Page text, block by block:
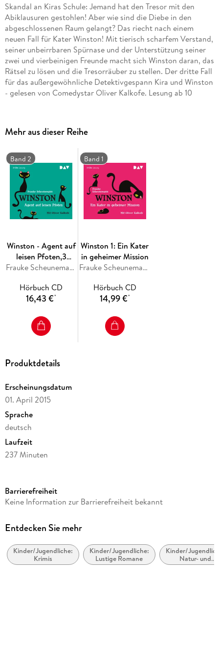
Skandal an Kiras Schule: Jemand hat den Tresor mit den
Abiklausuren gestohlen! Aber wie sind die Diebe in den
abgeschlossenen Raum gelangt? Das riecht nach einem
neuen Fall für Kater Winston! Mit tierisch scharfem Verstand,
seiner unbeirrbaren Spürnase und der Unterstützung seiner
zwei und vierbeinigen Freunde macht sich Winston daran, das
Rätsel zu lösen und die Tresorräuber zu stellen. Der dritte Fall
für das außergewöhnliche Detektivgespann Kira und Winston
- gelesen von Comedystar Oliver Kalkofe. Lesung ab 10
Mehr aus dieser Reihe
Band 2
Winston - Agent auf
leisen Pfoten,3
Audio-CD
Frauke Scheunemann
Hörbuch CD
16,43 €*
Band 1
Winston 1: Ein Kater
in geheimer Mission
Frauke Scheunemann
Hörbuch CD
14,99 €*
Produktdetails
Erscheinungsdatum
01. April 2015
Sprache
deutsch
Laufzeit
237 Minuten
Reihe
Autor/Autorin
Sprecher/Sprecherin
Oliver Kalkofe
Barrierefreiheit
Keine Information zur Barrierefreiheit bekannt
Entdecken Sie mehr
Kinder/Jugendliche:
Krimis
Kinder/Jugendliche:
Lustige Romane
Kinder/
Natur- und
Tiergeschichten